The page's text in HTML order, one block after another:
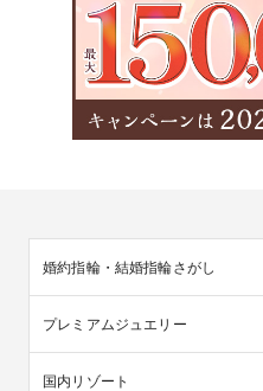
婚約指輪・結婚指輪さがし
プレミアムジュエリー
国内リゾート